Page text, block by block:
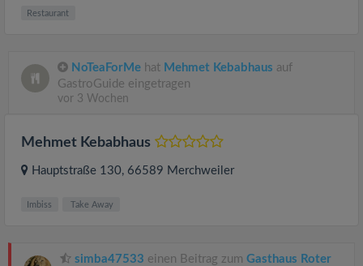
Restaurant
NoTeaForMe hat Mehmet Kebabhaus auf
GastroGuide eingetragen
vor 3 Wochen
Mehmet Kebabhaus
Hauptstraße 130, 66589 Merchweiler
Imbiss Take Away
simba47533 einen Beitrag zum Gasthaus Roter